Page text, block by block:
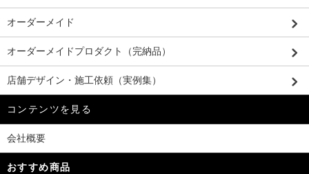
オーダーメイド
オーダーメイドプロダクト（完納品）
店舗デザイン・施工依頼（実例集）
コンテンツを見る
会社概要
おすすめ商品